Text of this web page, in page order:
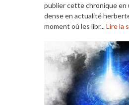
publier cette chronique en
dense en actualité
moment où les libr...Lire la